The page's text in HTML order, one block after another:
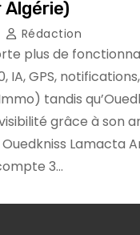
Algérie)
Rédaction
plus de
IA, GPS, notifications,
tandis
grâce à son
Lamacta
3…